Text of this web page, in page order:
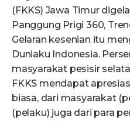
(FKKS) Jawa Timur
Panggung Prigi 360,
Gelaran kesenian itu
Duniaku Indonesia.
masyarakat pesisir
FKKS mendapat
biasa, dari masyarakat
(pelaku) juga dari para